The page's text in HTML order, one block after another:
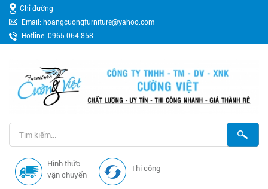
Chỉ đường
Email: hoangcuongfurniture@yahoo.com
Hotline: 0965 064 858
Hình thức
vận chuyển
Thi công